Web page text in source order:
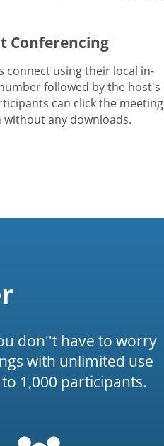
Conferencing
connect using their local in-
followed by the host's
can click the meeting
without any downloads.
don''t have to worry
with unlimited use
1,000 participants.